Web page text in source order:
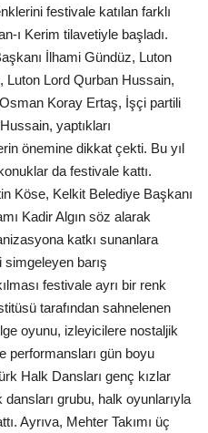
festivale katılan farklı
ı Kerim tilavetiyle başladı.
İlhami Gündüz, Luton
Luton Lord Qurban Hussain,
Koray Ertaş, İşçi partili
yaptıkları
önemine dikkat çekti. Bu yıl
da festivale kattı.
Köse, Kelkit Belediye Başkanı
Kadir Algın söz alarak
katkı sunanlara
barış
festivale ayrı bir renk
tarafından sahnelenen
oyunu, izleyicilere nostaljik
performansları gün boyu
Halk Dansları genç kızlar
grubu, halk oyunlarıyla
Ayrıva, Mehter Takımı üç